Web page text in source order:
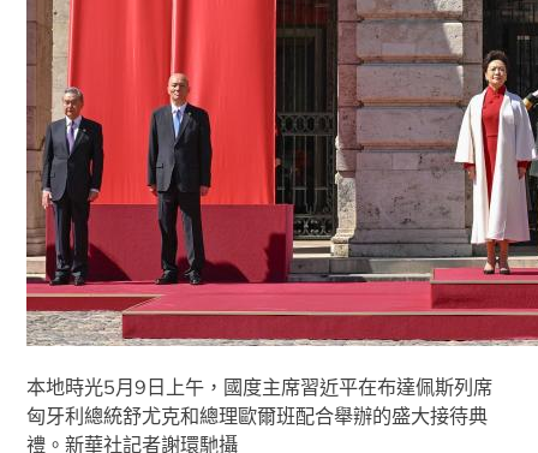
本地時光5月9日上午，國度主席習近平在布達佩斯列席
匈牙利總統舒尤克和總理歐爾班配合舉辦的盛大接待典
禮。新華社記者謝環馳攝